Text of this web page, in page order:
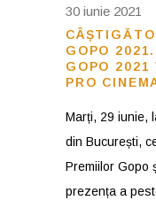
30 iunie 2021
GOPO
GOPO 2021
PRO
Marți, 29 iunie,
din București,
Premiilor Gopo
prezența a